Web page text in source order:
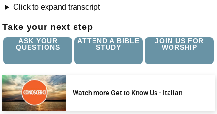
Click to expand transcript
Take your next step
ASK YOUR
QUESTIONS
ATTEND A BIBLE
STUDY
JOIN US FOR
WORSHIP
Watch more Get to Know Us - Italian